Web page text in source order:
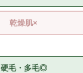
乾燥肌×
硬毛・多毛◎